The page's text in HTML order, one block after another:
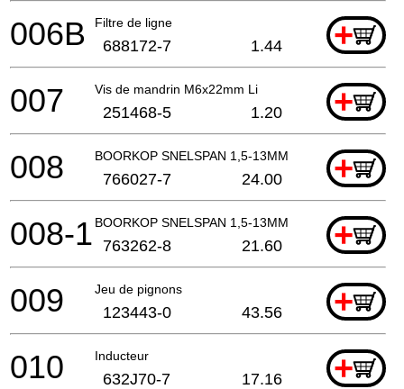
Filtre de ligne +
006B 688172-7 1.44
Vis de mandrin M6x22mm Li +
007 251468-5 1.20
BOORKOP SNELSPAN 1,5-13MM +
008 766027-7 24.00
BOORKOP SNELSPAN 1,5-13MM +
008-1 763262-8 21.60
Jeu de pignons +
009 123443-0 43.56
Inducteur +
010 632J70-7 17.16